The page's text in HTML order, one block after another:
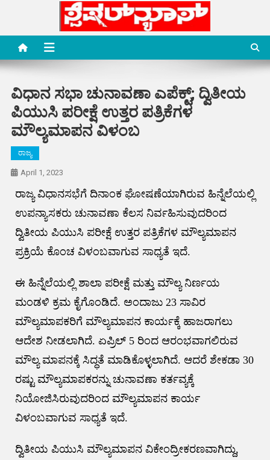
content
Special News Media
Special News Media
ವಿಧಾನ ಸಭಾ ಚುನಾವಣಾ ಎಪೆಕ್ಟ್; ದ್ವಿತೀಯ
ಪಿಯುಸಿ ಪರೀಕ್ಷೆ ಉತ್ತರ ಪತ್ರಿಕೆಗಳ
ಮೌಲ್ಯಮಾಪನ ವಿಳಂಬ
ರಾಜ್ಯ
April 1, 2023
ರಾಜ್ಯ ವಿಧಾನಸಭೆಗೆ ದಿನಾಂಕ ಘೋಷಣೆಯಾಗಿರುವ ಹಿನ್ನೆಲೆಯಲ್ಲಿ
ಉಪನ್ಯಾಸಕರು ಚುನಾವಣಾ ಕೆಲಸ ನಿರ್ವಹಿಸುವುದರಿಂದ
ದ್ವಿತೀಯ ಪಿಯುಸಿ ಪರೀಕ್ಷೆ ಉತ್ತರ ಪತ್ರಿಕೆಗಳ ಮೌಲ್ಯಮಾಪನ
ಪ್ರಕ್ರಿಯೆ ಕೊಂಚ ವಿಳಂಬವಾಗುವ ಸಾಧ್ಯತೆ ಇದೆ.
ಈ ಹಿನ್ನೆಲೆಯಲ್ಲಿ ಶಾಲಾ ಪರೀಕ್ಷೆ ಮತ್ತು ಮೌಲ್ಯ ನಿರ್ಣಯ
ಮಂಡಳಿ ಕ್ರಮ ಕೈಗೊಂಡಿದೆ. ಅಂದಾಜು 23 ಸಾವಿರ
ಮೌಲ್ಯಮಾಪಕರಿಗೆ ಮೌಲ್ಯಮಾಪನ ಕಾರ್ಯಕ್ಕೆ ಹಾಜರಾಗಲು
ಆದೇಶ ನೀಡಲಾಗಿದೆ. ಏಪ್ರಿಲ್ 5 ರಿಂದ ಆರಂಭವಾಗಲಿರುವ
ಮೌಲ್ಯ ಮಾಪನಕ್ಕೆ ಸಿದ್ಧತೆ ಮಾಡಿಕೊಳ್ಳಲಾಗಿದೆ. ಆದರೆ ಶೇಕಡಾ 30
ರಷ್ಟು ಮೌಲ್ಯಮಾಪಕರನ್ನು ಚುನಾವಣಾ ಕರ್ತವ್ಯಕ್ಕೆ
ನಿಯೋಜಿಸಿರುವುದರಿಂದ ಮೌಲ್ಯಮಾಪನ ಕಾರ್ಯ
ವಿಳಂಬವಾಗುವ ಸಾಧ್ಯತೆ ಇದೆ.
ದ್ವಿತೀಯ ಪಿಯುಸಿ ಮೌಲ್ಯಮಾಪನ ವಿಕೇಂದ್ರೀಕರಣವಾಗಿದ್ದು,